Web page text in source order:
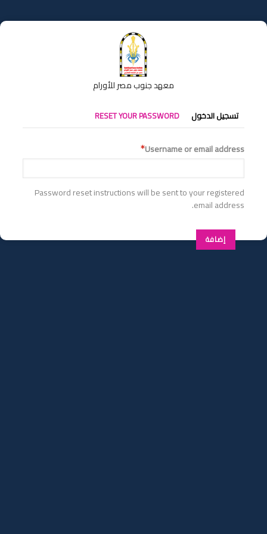
إلى
المحتوى
معهد جنوب مصر للأورام
التبويبات
الأساسية
تسجيل الدخول RESET YOUR PASSWORD
Username or email address
Password reset instructions will be sent to your registered
email address.